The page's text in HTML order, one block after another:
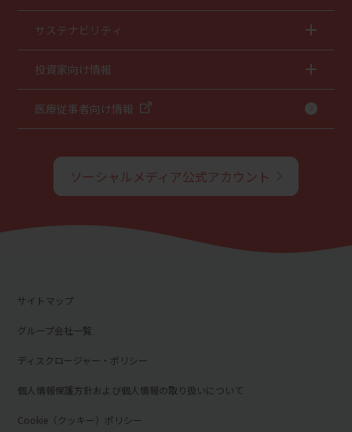
サステナビリティ
投資家向け情報
医療従事者向け情報
ソーシャルメディア公式アカウント
サイトマップ
グループ会社一覧
ディスクロージャー・ポリシー
個人情報保護方針および個人情報の取り扱いについて
Cookie（クッキー）ポリシー